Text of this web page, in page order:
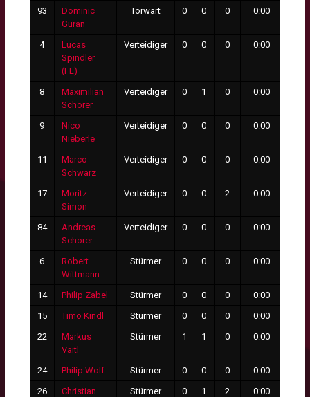
93
Dominic
Guran
Torwart 0 0 0 0:00
4
Lucas
Spindler
(FL)
Verteidiger 0 0 0 0:00
8
Maximilian
Schorer
Verteidiger 0 1 0 0:00
9
Nico
Nieberle
Verteidiger 0 0 0 0:00
11
Marco
Schwarz
Verteidiger 0 0 0 0:00
17
Moritz
Simon
Verteidiger 0 0 2 0:00
84
Andreas
Schorer
Verteidiger 0 0 0 0:00
6
Robert
Wittmann
Stürmer 0 0 0 0:00
14 Philip Zabel Stürmer 0 0 0 0:00
15
Timo Kindl Stürmer 0 0 0 0:00
22
Markus
Vaitl
Stürmer 1 1 0 0:00
24 Philip Wolf Stürmer 0 0 0 0:00
26
Christian
Stürmer 0 1 2 0:00